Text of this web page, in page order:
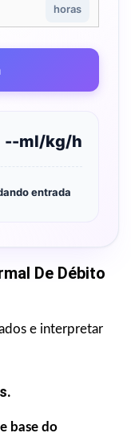
horas
--ml/kg/h
entrada
De Débito
e interpretar
base do